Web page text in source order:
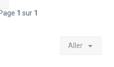
1 sur 1
Aller